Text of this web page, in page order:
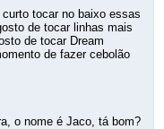
tocar no baixo essas
de tocar linhas mais
de tocar Dream
de fazer cebolão
o nome é Jaco, tá bom?